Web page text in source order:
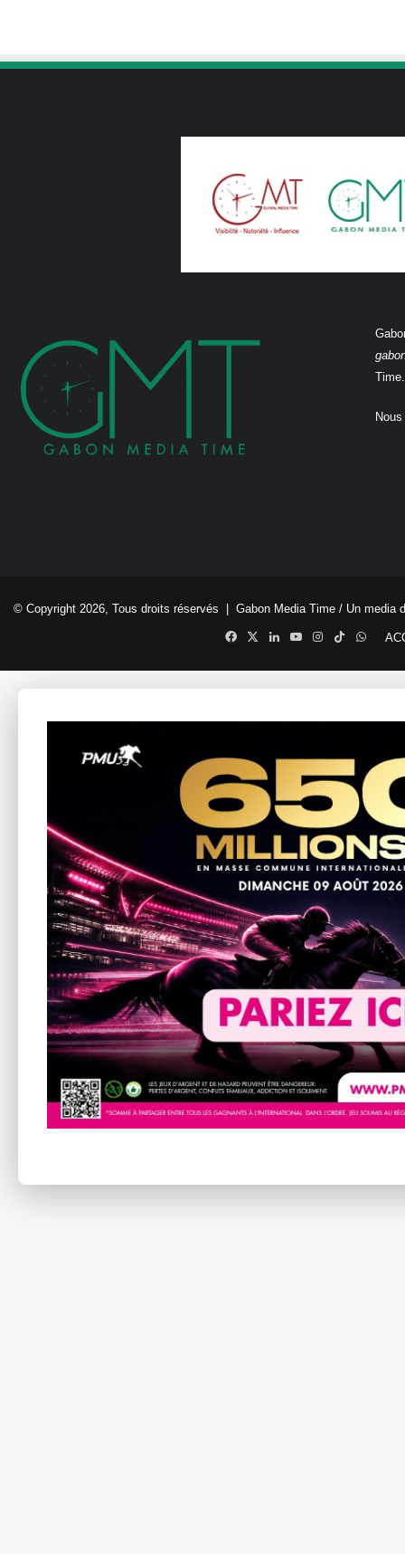
Time.
© Copyright 2026, Tous droits réservés | Gabon Media Time / Un media
Facebook
X LinkedinYouTubeInstagram
TikTok